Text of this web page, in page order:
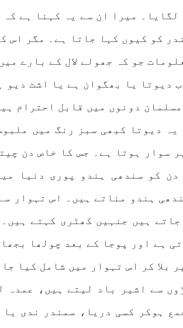
میرا ان سے یہ کہنا ہے
کو کیوں کہا جاتا ہے۔ مگر اس
جو کہ جھولے لال کے بارے
دیوتا یا بھگوان ہے یا اشٹ دیو
مسلمان دونوں میں قابل احترام
دیوتا کبھی سبز رنگ میں
سوار ہوتا ہے۔ جس کا خاص دن
کو سندھی ہندو پوری دنیا
ہندو مناتے ہیں۔ اس تہوار
ہیں جنہیں کھٹری کہتے
ہے اور پوجا کے بعد چولھا
بلا کر اس تہوار میں شامل کیا
سے اشیر باد لیتے ہیں، عمدہ
ہوکر کسی دریا، سمندر ندی